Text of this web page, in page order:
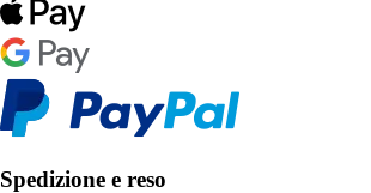
Spedizione e reso